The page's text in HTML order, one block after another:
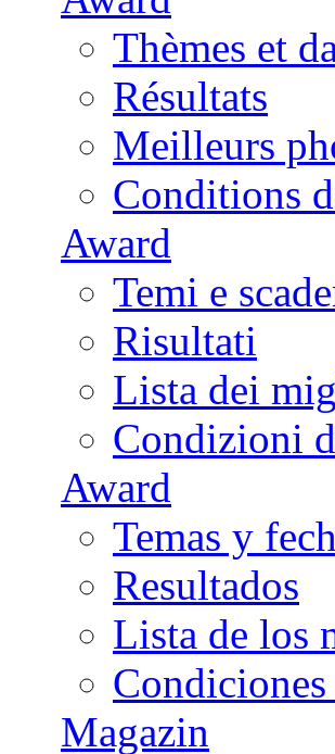
Thèmes et
Résultats
Meilleurs
Conditions
Award
Temi e
Risultati
Lista dei
Condizioni
Award
Temas y
Resultados
Lista de los
Magazin